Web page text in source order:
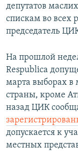
депутатов
спискам во всех
председатель
На прошлой
Respublica
марта выборах в
страны, кроме
назад ЦИК
допускается к
местных